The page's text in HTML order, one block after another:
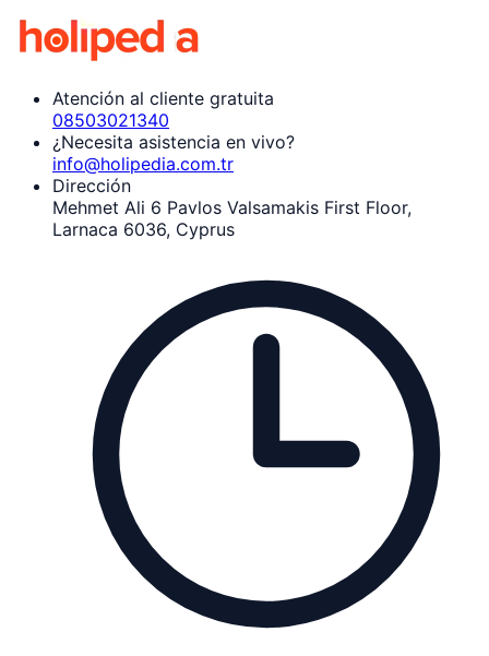
Atención al cliente gratuita
08503021340
¿Necesita asistencia en vivo?
info@holipedia.com.tr
Dirección
Mehmet Ali 6 Pavlos Valsamakis First Floor,
Larnaca 6036, Cyprus